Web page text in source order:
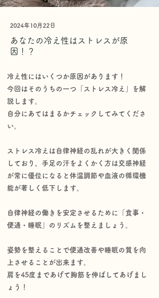
2024年10月22日
あなたの冷え性はストレスが原
因！？
冷え性にはいくつか原因があります！
今回はそのうちの一つ「ストレス冷え」を解
説します。
自分にあてはまるかチェックしてみてくださ
い。
ストレス冷えは自律神経の乱れが大きく関係
しており、手足の汗をよくかく方は交感神経
が常に優位になると体温調節や血液の循環機
能が著しく低下します。
自律神経の働きを安定させるために「食事・
便通・睡眠」のリズムを整えましょう。
姿勢を整えることで便通改善や睡眠の質を向
上させることが出来ます。
肩を45度まであげて胸筋を伸ばしてあげまし
ょう！